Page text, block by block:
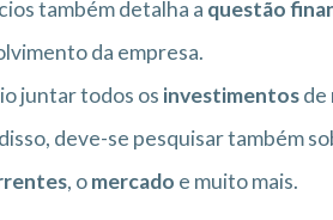
também detalha a questão
da empresa.
juntar todos os investimentosde
deve-se pesquisar também
, omercado e muito mais.